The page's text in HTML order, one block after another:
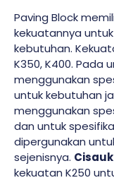
Paving Block
kekuatannya
kebutuhan.
K350, K400. Pada
menggunakan
untuk kebutuhan
menggunakan
dan untuk
dipergunakan
sejenisnya.
kekuatan K250